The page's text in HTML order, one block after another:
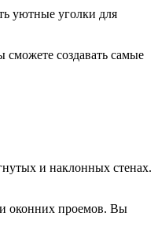
уютные уголки для
создавать самые
и наклонных стенах.
оконних проемов. Вы